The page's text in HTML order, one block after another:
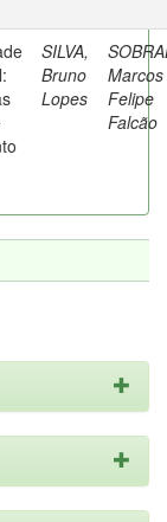
SILVA,
Bruno
Lopes
Marcos
Felipe
Falcão